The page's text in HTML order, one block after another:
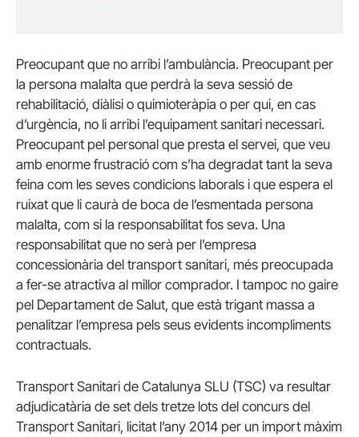
Preocupant que no arribi l’ambulància. Preocupant per
la persona malalta que perdrà la seva sessió de
rehabilitació, diàlisi o quimioteràpia o per qui, en cas
d’urgència, no li arribi l’equipament sanitari necessari.
Preocupant pel personal que presta el servei, que veu
amb enorme frustració com s’ha degradat tant la seva
feina com les seves condicions laborals i que espera el
ruixat que li caurà de boca de l’esmentada persona
malalta, com si la responsabilitat fos seva. Una
responsabilitat que no serà per l’empresa
concessionària del transport sanitari, més preocupada
a fer-se atractiva al millor comprador. I tampoc no gaire
pel Departament de Salut, que està trigant massa a
penalitzar l’empresa pels seus evidents incompliments
contractuals.
Transport Sanitari de Catalunya SLU (TSC) va resultar
adjudicatària de set dels tretze lots del concurs del
Transport Sanitari, licitat l’any 2014 per un import màxim